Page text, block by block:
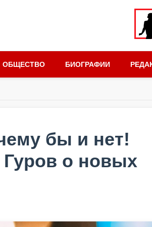
ОБЩЕСТВО БИОГРАФИИ
бы и нет!
о новых